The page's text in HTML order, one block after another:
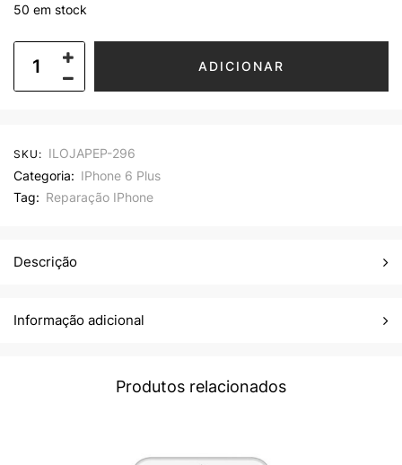
50 em stock
ADICIONAR
SKU: ILOJAPEP-296
Categoria: IPhone 6 Plus
Tag: Reparação IPhone
Descrição
Informação adicional
Produtos relacionados